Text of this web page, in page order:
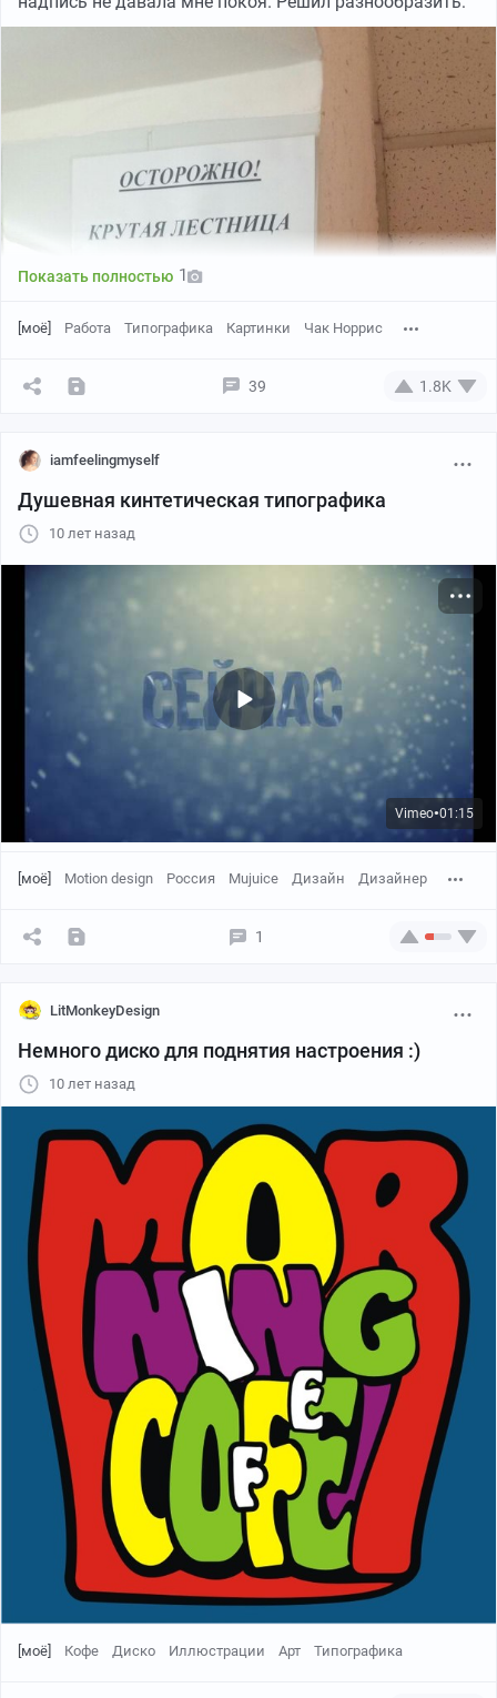
Показать полностью 1
[моё] Работа Типографика Картинки Чак Норрис
39 1.8K
iamfeelingmyself
Душевная кинтетическая типографика
10 лет назад
Vimeo●01:15
[моё] Motion design Россия Mujuice Дизайн Дизайнер
1
LitMonkeyDesign
Немного диско для поднятия настроения :)
10 лет назад
[моё] Кофе Диско Иллюстрации Арт Типографика